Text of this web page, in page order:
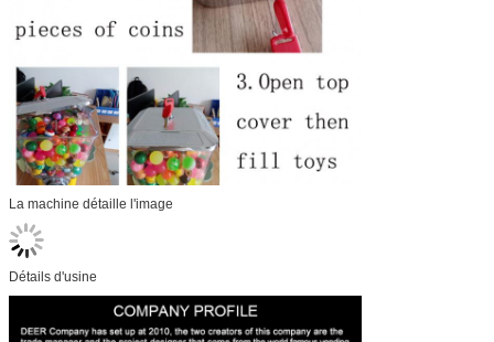
La machine détaille l'image
Détails d'usine